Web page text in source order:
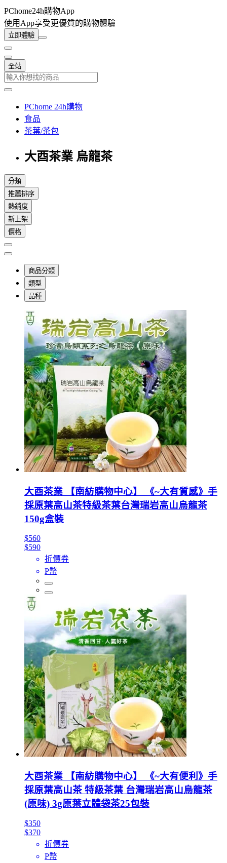
PChome24h購物App
使用App享受更優質的購物體驗
立即體驗
全站
PChome 24h購物
食品
茶葉/茶包
大酉茶業 烏龍茶
分類
推薦排序
熱銷度
新上架
價格
商品分類
類型
品種
大酉茶業 【南紡購物中心】 《~大有質感》手
採原葉高山茶特級茶葉台灣瑞岩高山烏龍茶
150g盒裝
$560
$590
折價券
P幣
大酉茶業 【南紡購物中心】 《~大有便利》手
採原葉高山茶 特級茶葉 台灣瑞岩高山烏龍茶
(原味) 3g原葉立體袋茶25包裝
$350
$370
折價券
P幣